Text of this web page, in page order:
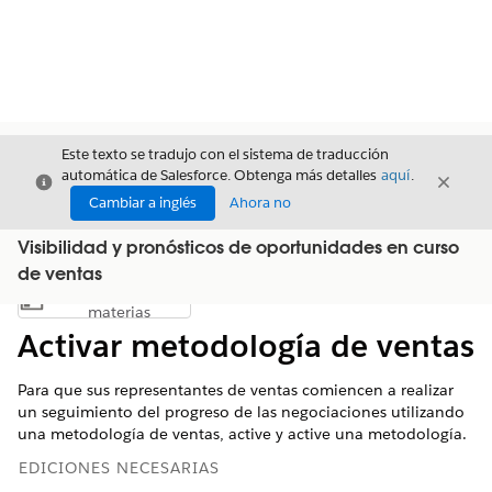
Cerrar
Este texto se tradujo con el sistema de traducción
automática de Salesforce. Obtenga más detalles aquí.
Cambiar a inglés
Ahora no
Cerrar
Visibilidad y pronósticos de oportunidades en curso
de ventas
Mostrar índice de materias
materias
Activar metodología de ventas
Para que sus representantes de ventas comiencen a realizar
un seguimiento del progreso de las negociaciones utilizando
una metodología de ventas, active y active una metodología.
EDICIONES NECESARIAS